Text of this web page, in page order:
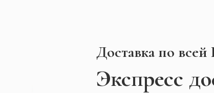
Доставка по
Экспресс